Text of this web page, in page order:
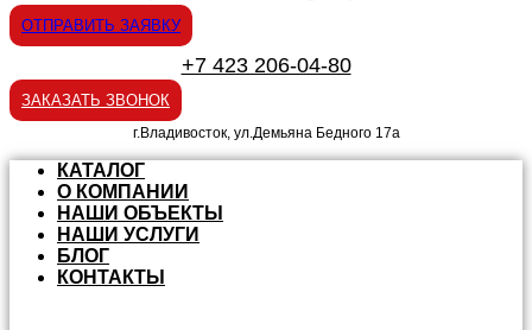
ОТПРАВИТЬ ЗАЯВКУ
+7 423 206-04-80
ЗАКАЗАТЬ ЗВОНОК
г.Владивосток, ул.Демьяна Бедного 17а
КАТАЛОГ
О КОМПАНИИ
НАШИ ОБЪЕКТЫ
НАШИ УСЛУГИ
БЛОГ
КОНТАКТЫ